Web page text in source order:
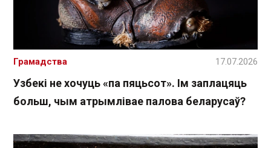
Узбекі не хочуць «па пяцьсот». Ім заплацяць
больш, чым атрымлівае палова беларусаў?
Грамадства 17.07.2026